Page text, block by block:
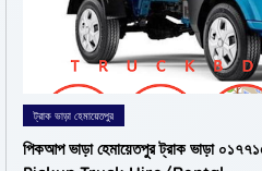
ট্রাক ভাড়া হেমায়েতপুর
পিকআপ ভাড়া হেমায়েতপুর ট্রাক ভাড়া